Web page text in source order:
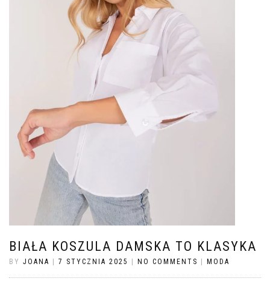
BIAŁA KOSZULA DAMSKA TO KLASYKA
BY JOANA 7 STYCZNIA 2025 NO COMMENTS MODA